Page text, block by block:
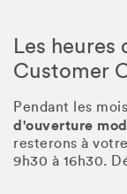
Les heures
Customer
Pendant les
d'ouverture
resterons à
9h30 à 16h30.